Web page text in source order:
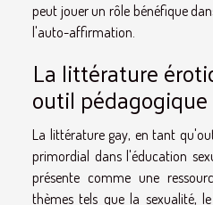
peut jouer un rôle bénéfique
l'auto-affirmation.
La littérature
outil pédagogique
La littérature gay, en tant
primordial dans l'éducation
présente comme une
thèmes tels que la sexualité,